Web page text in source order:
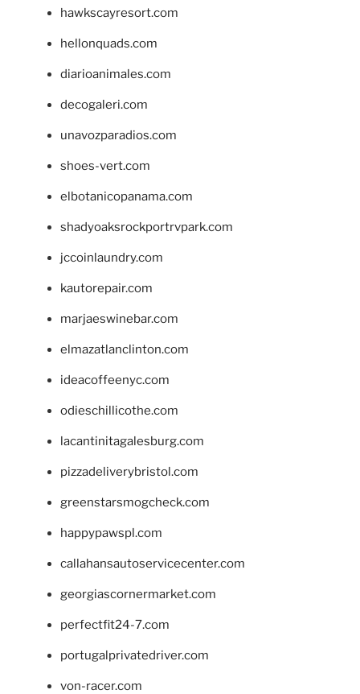
hawkscayresort.com
hellonquads.com
diarioanimales.com
decogaleri.com
unavozparadios.com
shoes-vert.com
elbotanicopanama.com
shadyoaksrockportrvpark.com
jccoinlaundry.com
kautorepair.com
marjaeswinebar.com
elmazatlanclinton.com
ideacoffeenyc.com
odieschillicothe.com
lacantinitagalesburg.com
pizzadeliverybristol.com
greenstarsmogcheck.com
happypawspl.com
callahansautoservicecenter.com
georgiascornermarket.com
perfectfit24-7.com
portugalprivatedriver.com
von-racer.com